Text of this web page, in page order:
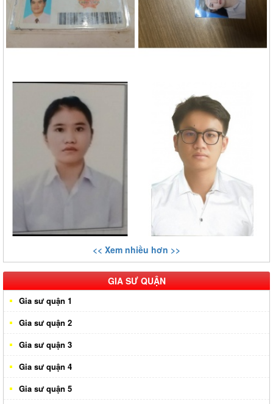
<< Xem nhiều hơn >>
GIA SƯ QUẬN
Gia sư quận 1
Gia sư quận 2
Gia sư quận 3
Gia sư quận 4
Gia sư quận 5